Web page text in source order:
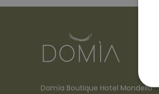
Domìa Boutique Hotel Mondello